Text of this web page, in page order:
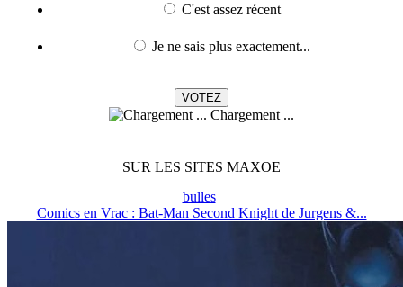
C'est assez récent
Je ne sais plus exactement...
Chargement ...
SUR LES SITES MAXOE
bulles
Comics en Vrac : Bat-Man Second Knight de Jurgens &...